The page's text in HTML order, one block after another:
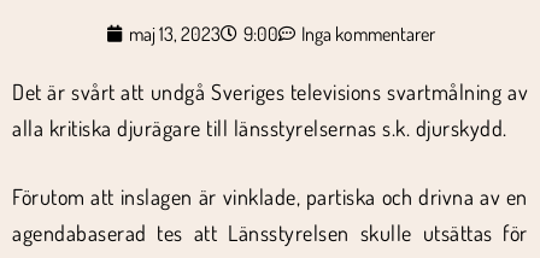
maj 13, 2023 9:00 Inga kommentarer
Det är svårt att undgå Sveriges televisions svartmålning av
alla kritiska djurägare till länsstyrelsernas s.k. djurskydd.
Förutom att inslagen är vinklade, partiska och drivna av en
agendabaserad tes att Länsstyrelsen skulle utsättas för